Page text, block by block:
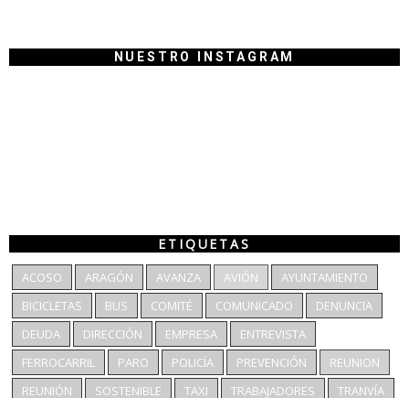
NUESTRO INSTAGRAM
ETIQUETAS
ACOSO ARAGÓN AVANZA AVIÓN
AYUNTAMIENTO
BICICLETAS
BUS COMITÉ COMUNICADO
DENUNCIA
DEUDA
DIRECCIÓN EMPRESA
ENTREVISTA
FERROCARRIL
PARO POLICÍA PREVENCIÓN
REUNION
REUNIÓN
SOSTENIBLE TAXI TRABAJADORES TRANVÍA